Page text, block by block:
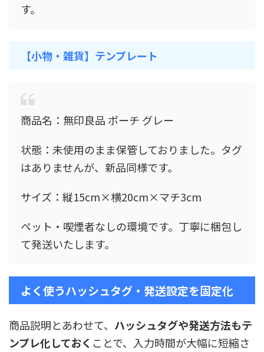
す。
【小物・雑貨】テンプレート
商品名：無印良品 ポーチ グレー
状態：未使用のまま保管しておりました。タグ
はありませんが、新品同様です。
サイズ：縦15cm×横20cm×マチ3cm
ペット・喫煙者なしの環境です。丁寧に梱包し
て発送いたします。
よく使うハッシュタグ・発送設定を固定化
商品説明とあわせて、 ハッシュタグや発送方法もテ
ンプレ化しておく ことで、入力時間が大幅に短縮さ